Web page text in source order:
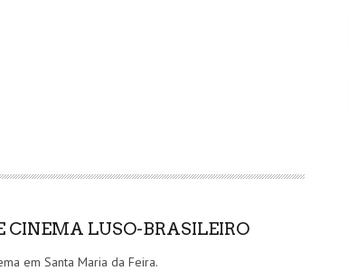
CINEMA LUSO-BRASILEIRO
em Santa Maria da Feira.